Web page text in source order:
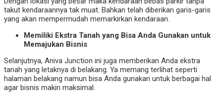
takut kendaraannya tak muat. Bahkan telah diberikan garis-garis
yang akan mempermudah memarkirkan kendaraan.
Memiliki Ekstra Tanah yang Bisa Anda Gunakan untuk
Memajukan Bisnis
Selanjutnya, Aniva Junction ini juga memberikan Anda ekstra
tanah yang letaknya di belakang. Ya memang terlihat seperti
halaman belakang namun bisa Anda gunakan untuk berbagai hal
agar bisnis makin maksimal.